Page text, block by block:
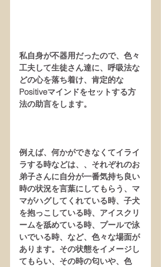
私自身が不器用だったので、色々
工夫して生徒さん達に、呼吸法な
どの心を落ち着け、肯定的な
Positiveマインドをセットする方
法の助言をします。
例えば、何かができなくてイライ
ラする時などは、、それぞれのお
弟子さんに自分が一番気持ち良い
時の状況を言葉にしてもらう、マ
マがハグしてくれている時、子犬
を抱っこしている時、アイスクリ
ームを舐めている時、プールで泳
いでいる時、など、色々な場面が
あります。その状態をイメージし
てもらい、その時の匂いや、色